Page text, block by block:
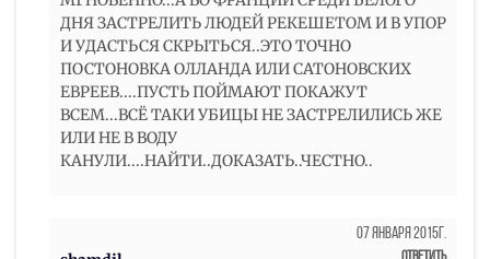
ДНЯ ЗАСТРЕЛИТЬ ЛЮДЕЙ РЕКЕШЕТОМ И В УПОР
И УДАСТЬСЯ СКРЫТЬСЯ..ЭТО ТОЧНО
ПОСТОНОВКА ОЛЛАНДА ИЛИ САТОНОВСКИХ
ЕВРЕЕВ....ПУСТЬ ПОЙМАЮТ ПОКАЖУТ
ВСЕМ...ВСЁ ТАКИ УБИЦЫ НЕ ЗАСТРЕЛИЛИСЬ ЖЕ
ИЛИ НЕ В ВОДУ
КАНУЛИ....НАЙТИ..ДОКАЗАТЬ..ЧЕСТНО..
07 Января 2015г.